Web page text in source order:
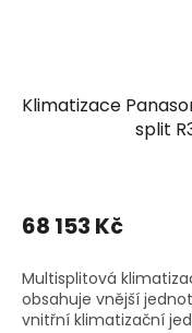
Klimatizace
split
68 153 Kč
Multisplitová
obsahuje vnější
vnitřní klimatizační